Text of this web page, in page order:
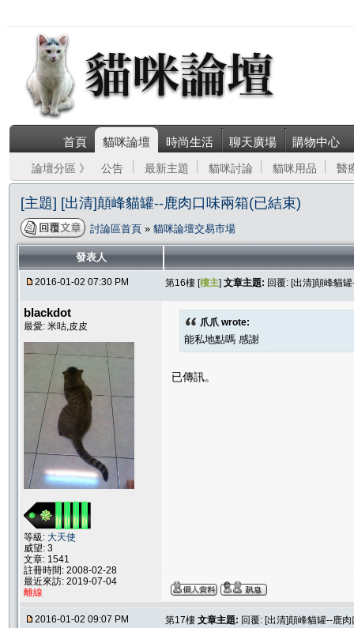
首頁 貓咪論壇 時尚生活 聊天廣場 購物中心
論壇分區 》 公告 最新主題 貓咪討論 貓咪用品 醫
[主題] [出清]顛峰貓罐--鹿肉口味兩箱(已結束)
討論區首頁 » 貓咪論壇交易市場
發表人
2016-01-02 07:30 PM 第16樓 [樓主] 文章主題: 回覆: [出清]顛峰貓
blackdot
最愛: 米咕,皮皮
等級: 大天使
威望: 3
文章: 1541
註冊時間: 2008-02-28
最近來訪: 2019-07-04
離線
爪爪 wrote:
能私地點嗎 感謝
已傳訊。
2016-01-02 09:07 PM 第17樓 文章主題: 回覆: [出清]顛峰貓罐--鹿